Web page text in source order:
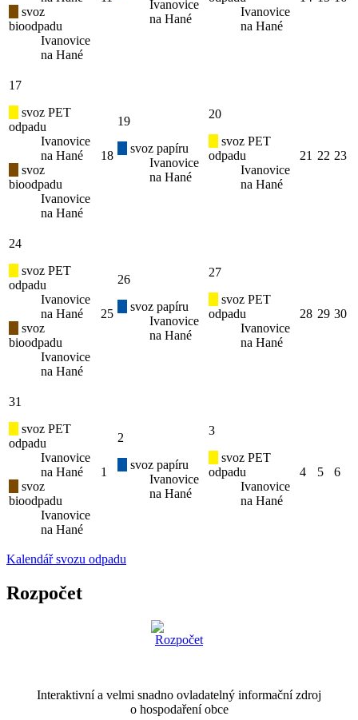
svoz
bioodpadu
Ivanovice
na Hané
Ivanovice
na Hané
Ivanovice
na Hané
17
svoz PET
odpadu
Ivanovice
na Hané
svoz
bioodpadu
Ivanovice
na Hané
18
19
svoz papíru
Ivanovice
na Hané
20
svoz PET
odpadu
Ivanovice
na Hané
21 22 23
24
svoz PET
odpadu
Ivanovice
na Hané
svoz
bioodpadu
Ivanovice
na Hané
25
26
svoz papíru
Ivanovice
na Hané
27
svoz PET
odpadu
Ivanovice
na Hané
28 29 30
31
svoz PET
odpadu
Ivanovice
na Hané
svoz
bioodpadu
Ivanovice
na Hané
1
2
svoz papíru
Ivanovice
na Hané
3
svoz PET
odpadu
Ivanovice
na Hané
4 5 6
Kalendář svozu odpadu
Rozpočet
Interaktivní a velmi snadno ovladatelný informační zdroj
o hospodaření obce